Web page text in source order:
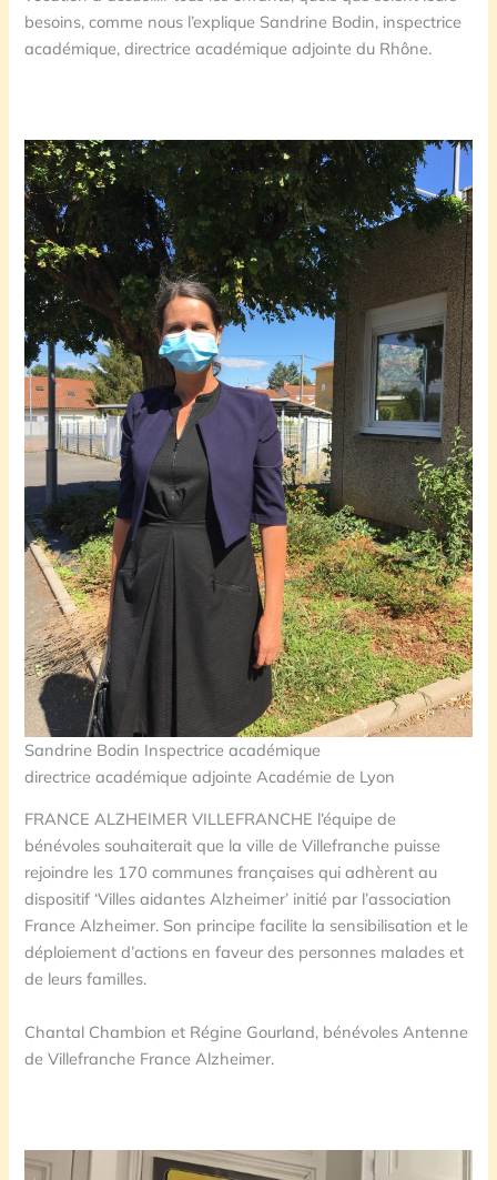
besoins, comme nous l’explique Sandrine Bodin, inspectrice
académique, directrice académique adjointe du Rhône.
Sandrine Bodin Inspectrice académique
directrice académique adjointe Académie de Lyon
FRANCE ALZHEIMER VILLEFRANCHE l’équipe de
bénévoles souhaiterait que la ville de Villefranche puisse
rejoindre les 170 communes françaises qui adhèrent au
dispositif ‘Villes aidantes Alzheimer’ initié par l’association
France Alzheimer. Son principe facilite la sensibilisation et le
déploiement d’actions en faveur des personnes malades et
de leurs familles.
Chantal Chambion et Régine Gourland, bénévoles Antenne
de Villefranche France Alzheimer.